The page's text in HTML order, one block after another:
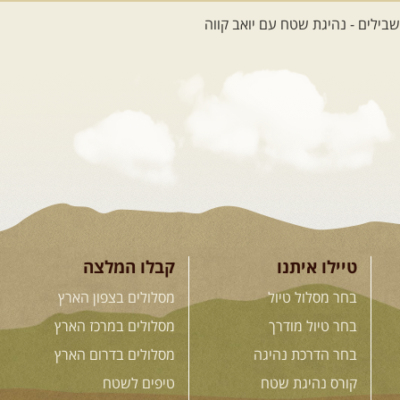
12-22.08.2026
- טיול ג'יפים
מסע שטח לאחת המדינות הפראיות
והמרגשות בעולם. קירגיסטאן היא לא ...
[המשך]
הקווקז הגבוה מחכה לכם: נתיבי שטח
מרהיבים, פסגות מושלגות, אירוח ...
[המשך]
23-29.09.2026 - סוכות – טיול
פתוח
בין רכס הקווקז הנמוך לגבוה, בין נהרות
שוצפים למעברי הרים ...[המשך]
טיילו איתנו
בחר מסלול טיול
בחר טיול מודרך
בחר הדרכת נהיגה
קורס נהיגת שטח
קבלו המלצה
מסלולים בצפון הארץ
מסלולים במרכז הארץ
מסלולים בדרום הארץ
טיפים לשטח